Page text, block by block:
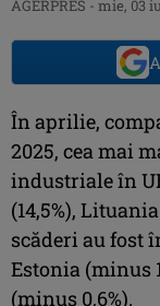
AGERPRES - mie, 03
În aprilie,
2025, cea mai
industriale în
(14,5%),
scăderi au fost
Estonia (minus
(minus 0,6%).